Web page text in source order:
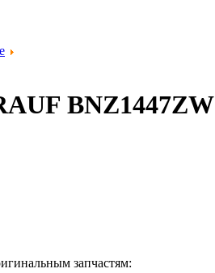
BNZ1447ZW
запчастям: